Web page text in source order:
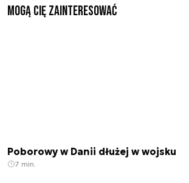
Mogą Cię zainteresować
Poborowy w Danii dłużej w wojsku
7 min.